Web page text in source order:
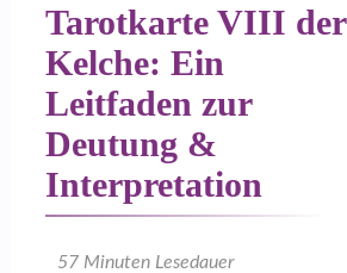
Tarotkarte VIII der
Kelche: Ein
Leitfaden zur
Deutung &
Interpretation
57 Minuten Lesedauer